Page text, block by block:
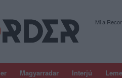
Magyarradar Interjú
Mi a